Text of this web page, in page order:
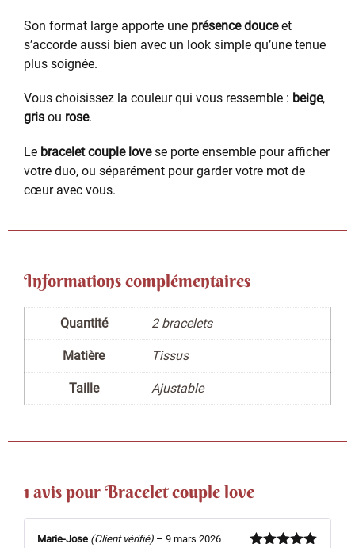
Son format large apporte une présence douceet
s’accorde aussi bien avec un look simple qu’une tenue
plus soignée.
Vous choisissez la couleur qui vous ressemble : beige,
gris ou rose.
Le bracelet couple lovese porte ensemble pour afficher
votre duo, ou séparément pour garder votre mot de
cœur avec vous.
Informations complémentaires
Quantité 2 bracelets
Matière Tissus
Taille Ajustable
1 avis pourBracelet couple love
Marie-Jose (Client vérifié) – 9 mars 2026